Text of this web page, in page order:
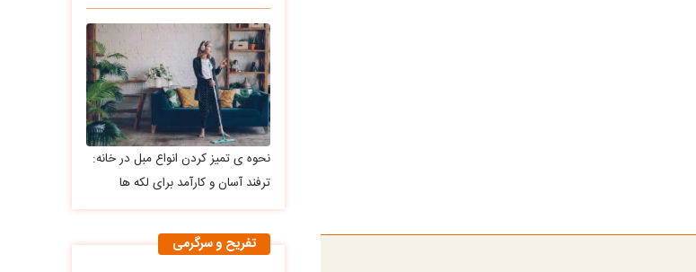
نحوه ی تمیز کردن انواع مبل در خانه:
ترفند آسان و کارآمد برای لکه ها
تفریح و سرگرمی